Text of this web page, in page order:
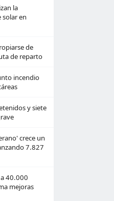
la
solar en
de
de reparto
incendio
y siete
crece un
7.827
40.000
mejoras